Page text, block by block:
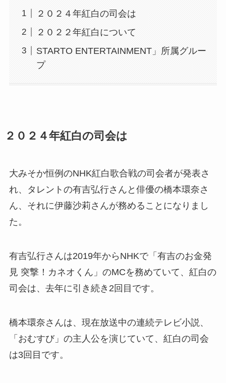
２０２４年紅白の司会は
２０２２年紅白について
STARTO ENTERTAINMENT」所属グルー
プ
２０２４年紅白の司会は
大みそか恒例のNHK紅白歌合戦の司会者が発表さ
れ、タレントの有吉弘行さんと俳優の橋本環奈さ
ん、それに伊藤沙莉さんが務めることになりまし
た。
有吉弘行さんは2019年からNHKで「有吉のお金発
見 突撃！カネオくん」のMCを務めていて、紅白の
司会は、去年に引き続き2回目です。
橋本環奈さんは、現在放送中の連続テレビ小説、
「おむすび」の主人公を演じていて、紅白の司会
は3回目です。